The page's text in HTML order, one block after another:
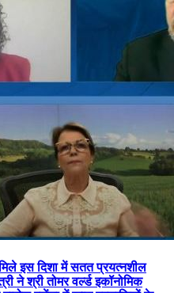
इस दिशा में सतत प्रयत्नशील
ने श्री तोमर वर्ल्ड इकॉनोमिक